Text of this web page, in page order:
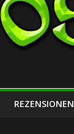
REZENSIONEN